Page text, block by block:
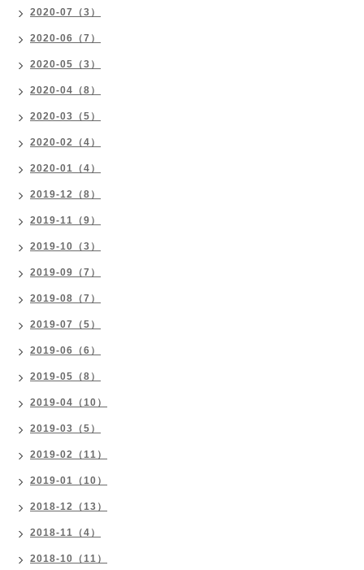
2020-07（3）
2020-06（7）
2020-05（3）
2020-04（8）
2020-03（5）
2020-02（4）
2020-01（4）
2019-12（8）
2019-11（9）
2019-10（3）
2019-09（7）
2019-08（7）
2019-07（5）
2019-06（6）
2019-05（8）
2019-04（10）
2019-03（5）
2019-02（11）
2019-01（10）
2018-12（13）
2018-11（4）
2018-10（11）